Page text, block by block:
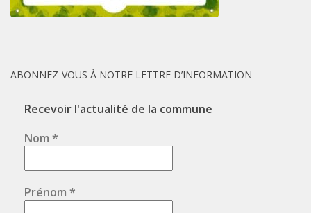
ABONNEZ-VOUS À NOTRE LETTRE D’INFORMATION
Recevoir l'actualité de la commune
Nom *
Prénom *